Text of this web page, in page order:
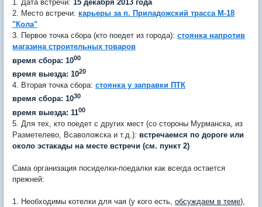
1. Дата встречи: 15 декабря 2013 года
2. Место встречи: карьеры за п. Приладожский трасса М-18
"Кола"
3. Первое точка сбора (кто поедет из города): стоянка напротив
магазина строительных товаров
время сбора: 1000
время выезда: 1020
4. Вторая точка сбора: стоянка у заправки ПТК
время сбора: 1030
время выезда: 1100
5. Для тех, кто поедет с других мест (со стороны Мурманска, из
Разметелево, Всаволожска и т.д.): встречаемся по дороге или
около эстакады на месте встречи (см. пункт 2)
Сама организация посиделки-поедалки как всегда остается
прежней:
1. Необходимы котелки для чая (у кого есть, обсуждаем в теме),